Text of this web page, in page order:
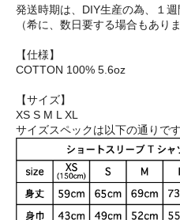
発送時期は、DIY生産の為、１週
（希に、数日要する場合もありま
【仕様】
COTTON 100% 5.6oz
【サイズ】
XS S M L XL
サイズスペックは以下の通りです